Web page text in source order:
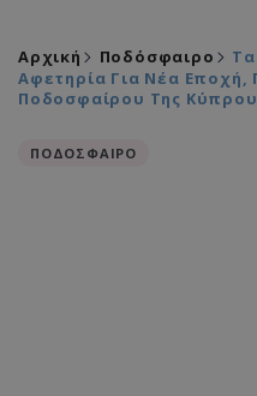
Αρχική Ποδόσφαιρο
Αφετηρία Για Νέα Εποχή,
Ποδοσφαίρου Της Κύπρου
ΠΟΔΟΣΦΑΙΡΟ